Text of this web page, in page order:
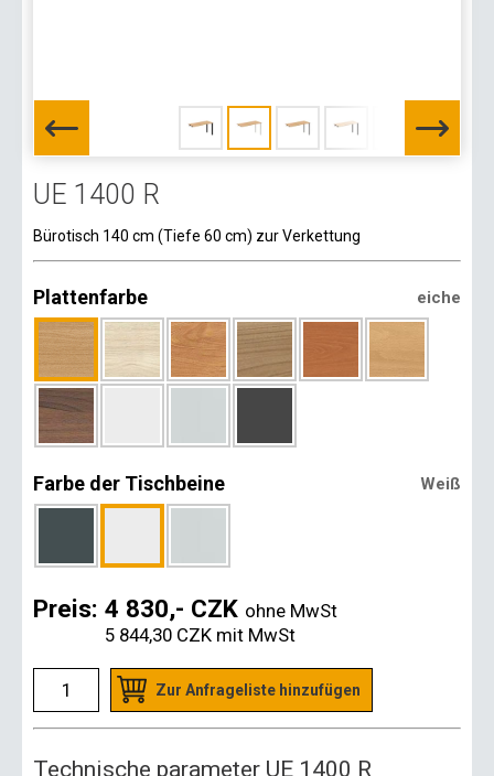
UE 1400 R
Bürotisch 140 cm (Tiefe 60 cm) zur Verkettung
Plattenfarbe eiche
Farbe der Tischbeine Weiß
Preis: 4 830,- CZK ohne MwSt
5 844,30 CZK mit MwSt
Zur Anfrageliste hinzufügen
Technische parameter UE 1400 R